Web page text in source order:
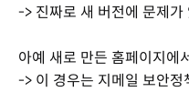
-> 진짜로 새 버전에 문제가
아예 새로 만든 홈페이지에
-> 이 경우는 지메일 보안